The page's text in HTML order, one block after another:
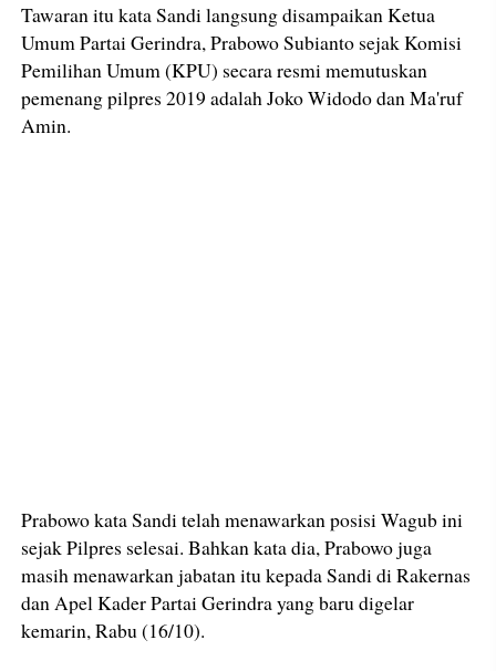
Tawaran itu kata Sandi langsung disampaikan Ketua
Umum Partai Gerindra, Prabowo Subianto sejak Komisi
Pemilihan Umum (KPU) secara resmi memutuskan
pemenang pilpres 2019 adalah Joko Widodo dan Ma'ruf
Amin.
Prabowo kata Sandi telah menawarkan posisi Wagub ini
sejak Pilpres selesai. Bahkan kata dia, Prabowo juga
masih menawarkan jabatan itu kepada Sandi di Rakernas
dan Apel Kader Partai Gerindra yang baru digelar
kemarin, Rabu (16/10).